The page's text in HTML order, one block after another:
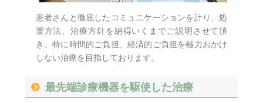
患者さんと徹底したコミュニケーションを計り、処
置方法、治療方針を納得いくまでご説明させて頂
き、特に時間的ご負担、経済的ご負担を極力おかけ
しない治療を目指しております。
最先端診療機器を駆使した治療